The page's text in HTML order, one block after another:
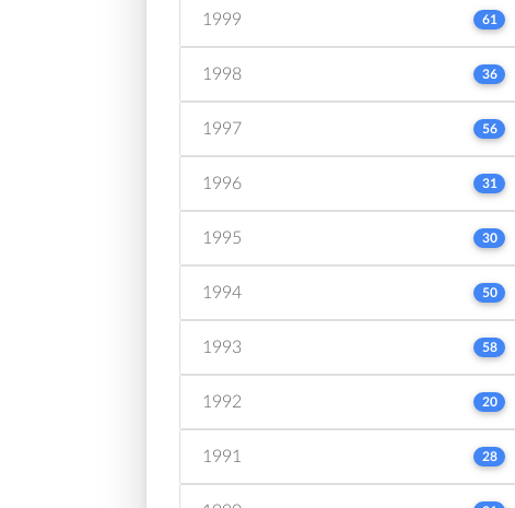
1999 61
1998 36
1997 56
1996 31
1995 30
1994 50
1993 58
1992 20
1991 28